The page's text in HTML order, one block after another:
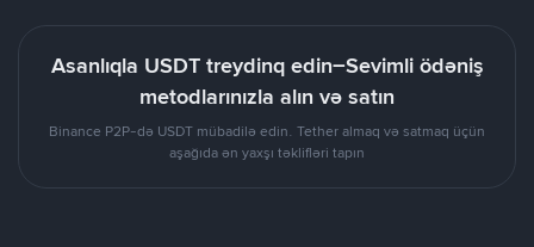
Asanlıqla USDT treydinq edin–Sevimli ödəniş
metodlarınızla alın və satın
Binance P2P-də USDT mübadilə edin. Tether almaq və satmaq üçün
aşağıda ən yaxşı təklifləri tapın